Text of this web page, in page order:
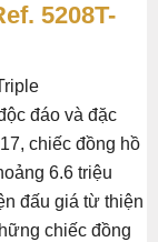
5208T-
đáo và đặc
chiếc đồng hồ
6.6 triệu
đấu giá từ thiện
chiếc đồng